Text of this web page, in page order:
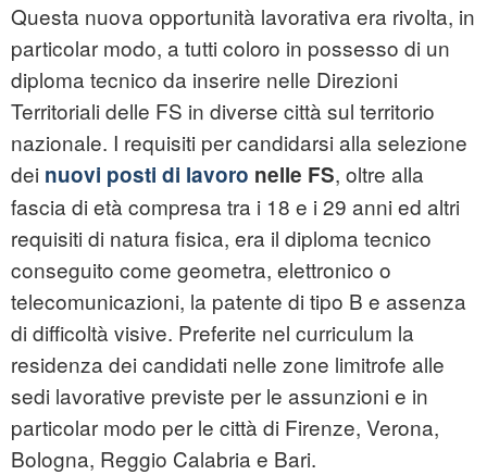
Questa nuova opportunità lavorativa era rivolta, in
particolar modo, a tutti coloro in possesso di un
diploma tecnico da inserire nelle Direzioni
Territoriali delle FS in diverse città sul territorio
nazionale. I requisiti per candidarsi alla selezione
dei nuovi posti di lavoro nelle FS, oltre alla
fascia di età compresa tra i 18 e i 29 anni ed altri
requisiti di natura fisica, era il diploma tecnico
conseguito come geometra, elettronico o
telecomunicazioni, la patente di tipo B e assenza
di difficoltà visive. Preferite nel curriculum la
residenza dei candidati nelle zone limitrofe alle
sedi lavorative previste per le assunzioni e in
particolar modo per le città di Firenze, Verona,
Bologna, Reggio Calabria e Bari.